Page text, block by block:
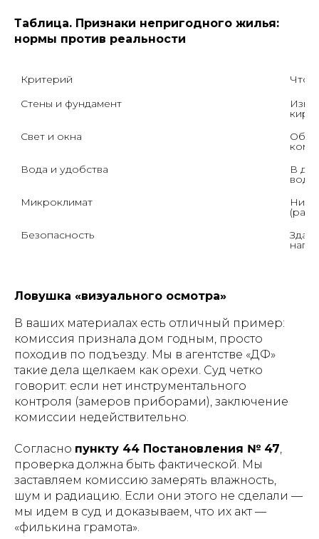
Таблица. Признаки непригодного жилья:
нормы против реальности
Критерий
Что
Стены и фундамент
Свет и окна
Вода и удобства
В
вода
Микроклимат
Безопасность
Ловушка «визуального осмотра»
В ваших материалах есть отличный пример:
комиссия признала дом годным, просто
походив по подъезду. Мы в агентстве «ДФ»
такие дела щелкаем как орехи. Суд четко
говорит: если нет инструментального
контроля (замеров приборами), заключение
комиссии недействительно.
Согласно пункту 44 Постановления № 47,
проверка должна быть фактической. Мы
заставляем комиссию замерять влажность,
шум и радиацию. Если они этого не сделали —
мы идем в суд и доказываем, что их акт —
«филькина грамота».